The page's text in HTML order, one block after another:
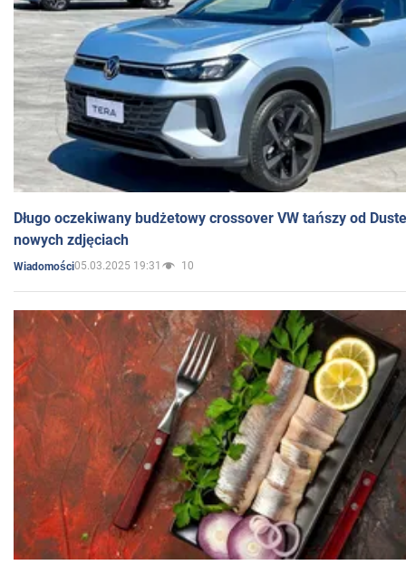
Długo oczekiwany budżetowy crossover VW tańszy od
nowych zdjęciach
Wiadomości05.03.2025 19:31 10